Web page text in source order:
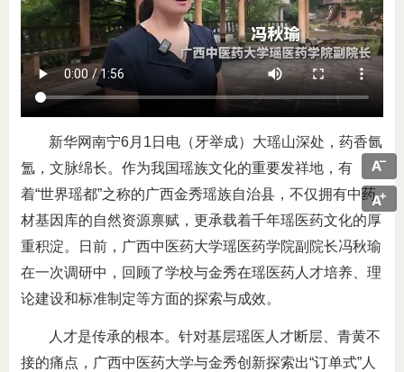
新华网南宁6月1日电（牙举成）大瑶山深处，药香氤
氲，文脉绵长。作为我国瑶族文化的重要发祥地，有
着“世界瑶都”之称的广西金秀瑶族自治县，不仅拥有中药
材基因库的自然资源禀赋，更承载着千年瑶医药文化的厚
重积淀。日前，广西中医药大学瑶医药学院副院长冯秋瑜
在一次调研中，回顾了学校与金秀在瑶医药人才培养、理
论建设和标准制定等方面的探索与成效。
人才是传承的根本。针对基层瑶医人才断层、青黄不
接的痛点，广西中医药大学与金秀创新探索出“订单式”人